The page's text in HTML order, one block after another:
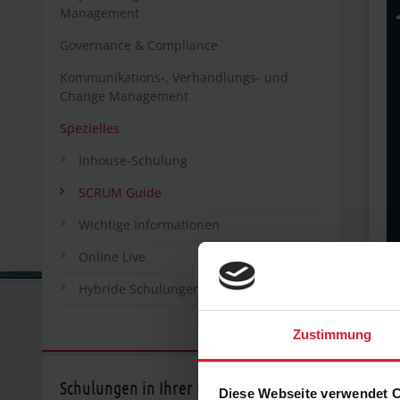
Zustimmung
Diese Webseite verwendet
Management
Governance & Compliance
Kommunikations-, Verhandlungs- und
Change Management
Spezielles
Inhouse-Schulung
SCRUM Guide
Wichtige Informationen
Online Live
Hybride Schulungen
Schulungen in Ihrer Nähe